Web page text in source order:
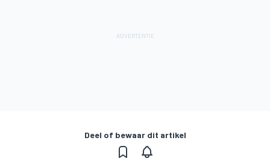
Deel of bewaar dit artikel